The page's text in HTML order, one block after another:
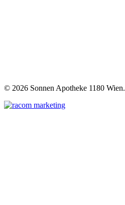
© 2026 Sonnen Apotheke 1180 Wien.